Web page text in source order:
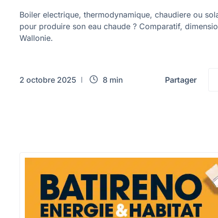
Boiler electrique, thermodynamique, chaudiere ou
pour produire son eau chaude ? Comparatif,
Wallonie.
2 octobre 2025 8 min Partager